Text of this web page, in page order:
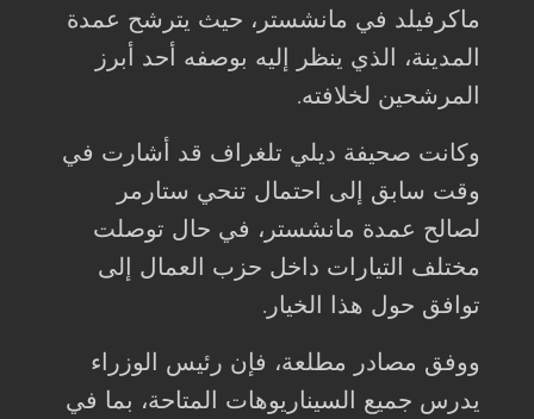
ماكرفيلد في مانشستر، حيث يترشح عمدة
المدينة، الذي ينظر إليه بوصفه أحد أبرز
المرشحين لخلافته.
وكانت صحيفة ديلي تلغراف قد أشارت في
وقت سابق إلى احتمال تنحي ستارمر
لصالح عمدة مانشستر، في حال توصلت
مختلف التيارات داخل حزب العمال إلى
توافق حول هذا الخيار .
ووفق مصادر مطلعة، فإن رئيس الوزراء
يدرس جميع السيناريوهات المتاحة، بما في